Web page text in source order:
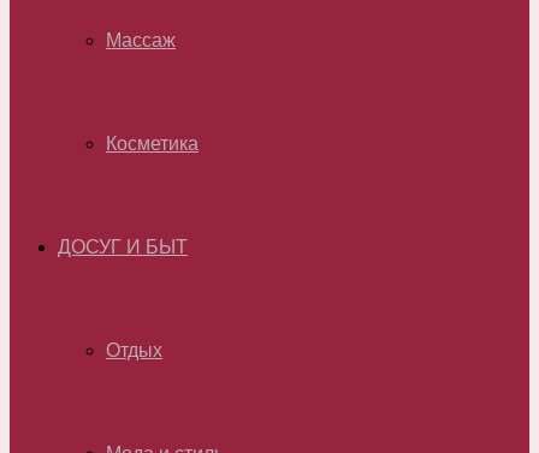
Массаж
Косметика
ДОСУГ И БЫТ
Отдых